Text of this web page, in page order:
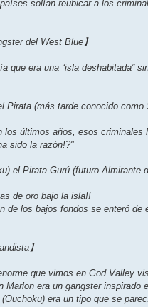
solían reubicar a los
del West Blue】
que era una “isla deshabitada”
Pirata (más tarde conocido como
los últimos años, esos
sido la razón!?"
el Pirata Gurú (futuro Almirante
de oro bajo la isla!!
de los bajos fondos se enteró
】
que vimos en God Valley
Marlon era un gangster
era un tipo que se